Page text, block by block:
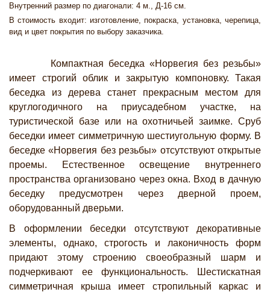
Внутренний размер по диагонали: 4 м., Д-16 см.
В стоимость входит: изготовление, покраска, установка, черепица,
вид и цвет покрытия по выбору заказчика.
Компактная беседка «Норвегия без резьбы»
имеет строгий облик и закрытую компоновку. Такая
беседка из дерева станет прекрасным местом для
круглогодичного на приусадебном участке, на
туристической базе или на охотничьей заимке. Сруб
беседки имеет симметричную шестиугольную форму. В
беседке «Норвегия без резьбы» отсутствуют открытые
проемы. Естественное освещение внутреннего
пространства организовано через окна. Вход в дачную
беседку предусмотрен через дверной проем,
оборудованный дверьми.
В оформлении беседки отсутствуют декоративные
элементы, однако, строгость и лаконичность форм
придают этому строению своеобразный шарм и
подчеркивают ее функциональность. Шестискатная
симметричная крыша имеет стропильный каркас и